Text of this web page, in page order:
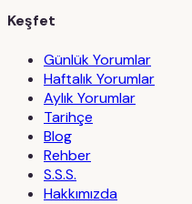
Keşfet
Günlük Yorumlar
Haftalık Yorumlar
Aylık Yorumlar
Tarihçe
Blog
Rehber
S.S.S.
Hakkımızda